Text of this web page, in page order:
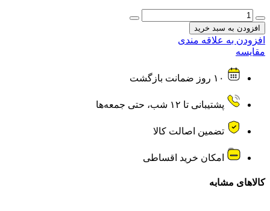
هدفون
بلوتوث
مدل
ST781
C
عدد
افزودن به سبد خرید
افزودن به علاقه مندی
مقایسه
۱۰ روز ضمانت بازگشت
پشتیبانی تا ۱۲ شب، حتی جمعه‌ها
تضمین اصالت کالا
امکان خرید اقساطی
کالاهای مشابه